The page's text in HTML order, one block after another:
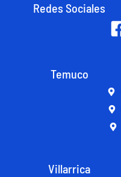
Redes Sociales
Temuco
Villarrica